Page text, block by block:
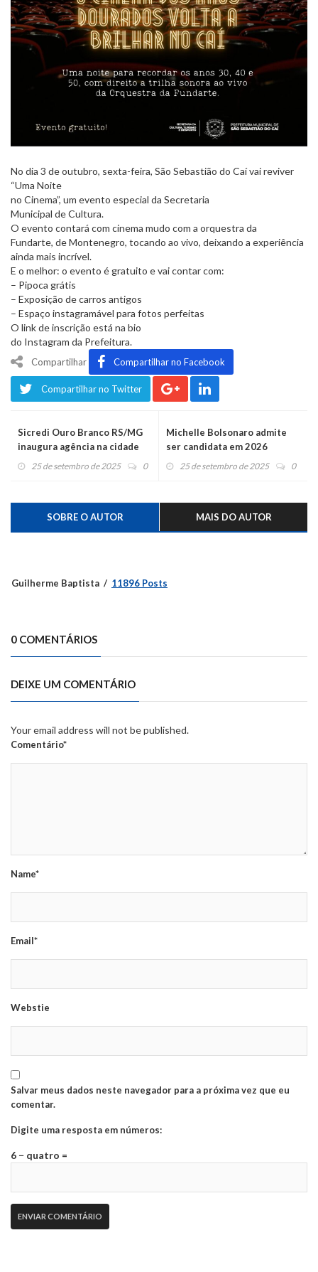
No dia 3 de outubro, sexta-feira, São Sebastião do Caí vai reviver
“Uma Noite
no Cinema”, um evento especial da Secretaria
Municipal de Cultura.
O evento contará com cinema mudo com a orquestra da
Fundarte, de Montenegro, tocando ao vivo, deixando a experiência
ainda mais incrível.
E o melhor: o evento é gratuito e vai contar com:
– Pipoca grátis
– Exposição de carros antigos
– Espaço instagramável para fotos perfeitas
O link de inscrição está na bio
do Instagram da Prefeitura.
Compartilhar Compartilhar no Facebook
Compartilhar no Twitter
Sicredi Ouro Branco RS/MG
inaugura agência na cidade
de São João Evangelista, em
25 de setembro de 2025 0
Michelle Bolsonaro admite
ser candidata em 2026
25 de setembro de 2025 0
SOBRE O AUTOR MAIS DO AUTOR
Guilherme Baptista 11896 Posts
0 COMENTÁRIOS
DEIXE UM COMENTÁRIO
Your email address will not be published.
Comentário*
Name*
Email*
Webstie
Salvar meus dados neste navegador para a próxima vez que eu
comentar.
Digite uma resposta em números:
6 − quatro =